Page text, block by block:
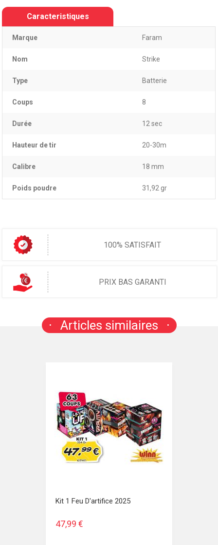
Caracteristiques
Marque Faram
Nom Strike
Type Batterie
Coups 8
Durée 12 sec
Hauteur de tir 20-30m
Calibre 18 mm
Poids poudre 31,92 gr
100% SATISFAIT
PRIX BAS GARANTI
Articles similaires
Kit 1 Feu D'artifice 2025
47,99 €